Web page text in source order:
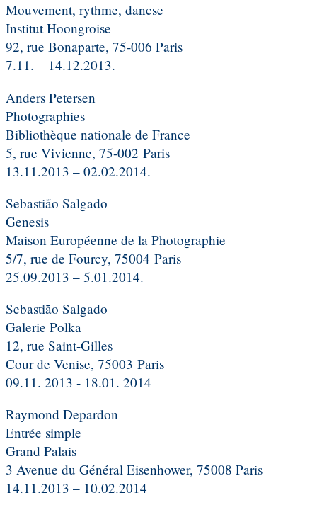
Mouvement, rythme, dancse
Institut Hoongroise
92, rue Bonaparte, 75-006 Paris
7.11. – 14.12.2013.
Anders Petersen
Photographies
Bibliothèque nationale de France
5, rue Vivienne, 75-002 Paris
13.11.2013 – 02.02.2014.
Sebastião Salgado
Genesis
Maison Européenne de la Photographie
5/7, rue de Fourcy, 75004 Paris
25.09.2013 – 5.01.2014.
Sebastião Salgado
Galerie Polka
12, rue Saint-Gilles
Cour de Venise, 75003 Paris
09.11. 2013 - 18.01. 2014
Raymond Depardon
Entrée simple
Grand Palais
3 Avenue du Général Eisenhower, 75008 Paris
14.11.2013 – 10.02.2014